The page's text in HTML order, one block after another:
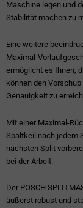
Maschine legen und
Stabilität machen zu
Eine weitere
Maximal-
ermöglicht es Ihnen,
können den
Genauigkeit zu
Mit einer Maximal-
Spaltkeil nach jedem
nächsten Split
bei der Arbeit.
Der POSCH
äußerst robust und